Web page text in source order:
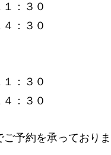
：３０
：３０
：３０
：３０
予約を承っておりま